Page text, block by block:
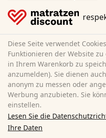
Deutschland
Diese Seite verwendet
Funktionieren der Website
in Ihrem Warenkorb zu
anzumelden). Sie dienen
anonym zu messen oder
Werbung anzubieten. Sie
einstellen.
Lesen Sie die
Ihre Daten